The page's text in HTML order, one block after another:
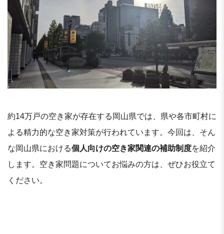
約14万戸の空き家が存在する岡山県では、県や各市町村に
よる精力的な空き家対策が行われています。今回は、そん
な岡山県における個人向けの空き家関連の補助制度を紹介
します。空き家問題についてお悩みの方は、ぜひお役立て
ください。